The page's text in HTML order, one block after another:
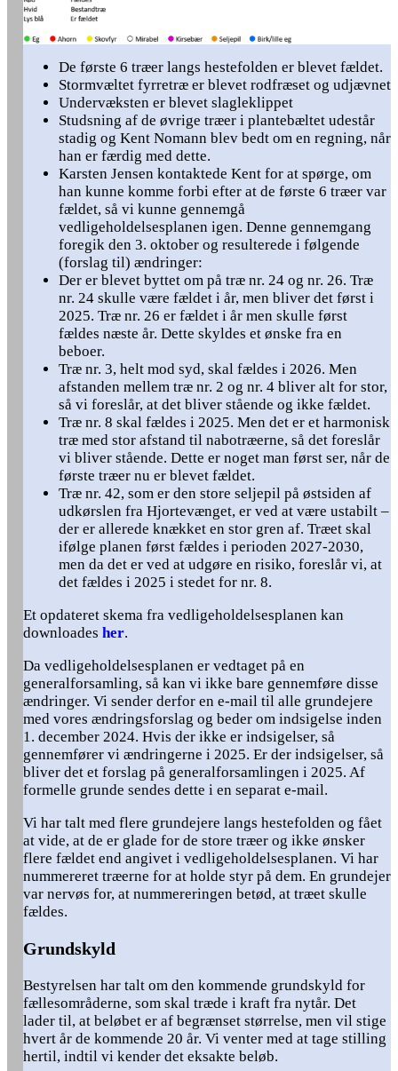
De første 6 træer langs hestefolden er blevet fældet.
Stormvæltet fyrretræ er blevet rodfræset og udjævnet
Undervæksten er blevet slagleklippet
Studsning af de øvrige træer i plantebæltet udestår
stadig og Kent Nomann blev bedt om en regning, når
han er færdig med dette.
Karsten Jensen kontaktede Kent for at spørge, om
han kunne komme forbi efter at de første 6 træer var
fældet, så vi kunne gennemgå
vedligeholdelsesplanen igen. Denne gennemgang
foregik den 3. oktober og resulterede i følgende
(forslag til) ændringer:
Der er blevet byttet om på træ nr. 24 og nr. 26. Træ
nr. 24 skulle være fældet i år, men bliver det først i
2025. Træ nr. 26 er fældet i år men skulle først
fældes næste år. Dette skyldes et ønske fra en
beboer.
Træ nr. 3, helt mod syd, skal fældes i 2026. Men
afstanden mellem træ nr. 2 og nr. 4 bliver alt for stor,
så vi foreslår, at det bliver stående og ikke fældet.
Træ nr. 8 skal fældes i 2025. Men det er et harmonisk
træ med stor afstand til nabotræerne, så det foreslår
vi bliver stående. Dette er noget man først ser, når de
første træer nu er blevet fældet.
Træ nr. 42, som er den store seljepil på østsiden af
udkørslen fra Hjortevænget, er ved at være ustabilt –
der er allerede knækket en stor gren af. Træet skal
ifølge planen først fældes i perioden 2027-2030,
men da det er ved at udgøre en risiko, foreslår vi, at
det fældes i 2025 i stedet for nr. 8.
Et opdateret skema fra vedligeholdelsesplanen kan
downloades her.
Da vedligeholdelsesplanen er vedtaget på en
generalforsamling, så kan vi ikke bare gennemføre disse
ændringer. Vi sender derfor en e-mail til alle grundejere
med vores ændringsforslag og beder om indsigelse inden
1. december 2024. Hvis der ikke er indsigelser, så
gennemfører vi ændringerne i 2025. Er der indsigelser, så
bliver det et forslag på generalforsamlingen i 2025. Af
formelle grunde sendes dette i en separat e-mail.
Vi har talt med flere grundejere langs hestefolden og fået
at vide, at de er glade for de store træer og ikke ønsker
flere fældet end angivet i vedligeholdelsesplanen. Vi har
nummereret træerne for at holde styr på dem. En grundejer
var nervøs for, at nummereringen betød, at træet skulle
fældes.
Grundskyld
Bestyrelsen har talt om den kommende grundskyld for
fællesområderne, som skal træde i kraft fra nytår. Det
lader til, at beløbet er af begrænset størrelse, men vil stige
hvert år de kommende 20 år. Vi venter med at tage stilling
hertil, indtil vi kender det eksakte beløb.